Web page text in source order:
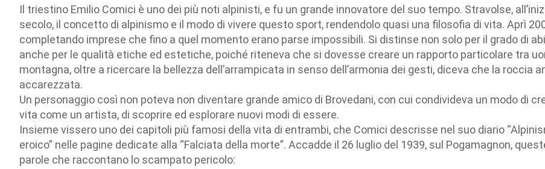
Il triestino Emilio Comici è uno dei più noti alpinisti, e fu un grande innovatore del suo tempo. Stravolse,
secolo, il concetto di alpinismo e il modo di vivere questo sport, rendendolo quasi una filosofia di vita. Aprì
completando imprese che fino a quel momento erano parse impossibili. Si distinse non solo per il grado di
anche per le qualità etiche ed estetiche, poiché riteneva che si dovesse creare un rapporto particolare tra
montagna, oltre a ricercare la bellezza dell’arrampicata in senso dell’armonia dei gesti, diceva che la roccia
accarezzata.
Un personaggio così non poteva non diventare grande amico di Brovedani, con cui condivideva un modo di
vita come un artista, di scoprire ed esplorare nuovi modi di essere.
Insieme vissero uno dei capitoli più famosi della vita di entrambi, che Comici descrisse nel suo diario
eroico” nelle pagine dedicate alla “Falciata della morte”. Accadde il 26 luglio del 1939, sul Pogamagnon,
parole che raccontano lo scampato pericolo: